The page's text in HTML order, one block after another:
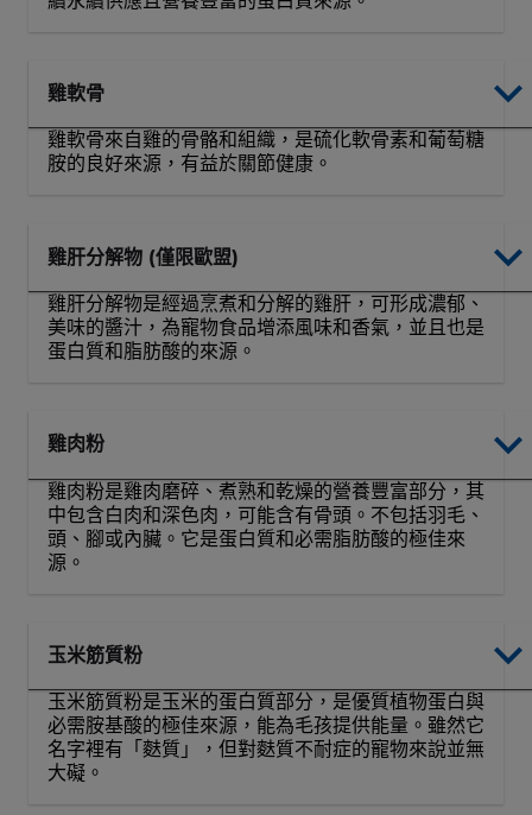
雞軟骨
雞軟骨來自雞的骨骼和組織，是硫化軟骨素和葡萄糖
胺的良好來源，有益於關節健康。
雞肝分解物 (僅限歐盟)
雞肝分解物是經過烹煮和分解的雞肝，可形成濃郁、
美味的醬汁，為寵物食品增添風味和香氣，並且也是
蛋白質和脂肪酸的來源。
雞肉粉
雞肉粉是雞肉磨碎、煮熟和乾燥的營養豐富部分，其
中包含白肉和深色肉，可能含有骨頭。不包括羽毛、
頭、腳或內臟。它是蛋白質和必需脂肪酸的極佳來
源。
玉米筋質粉
玉米筋質粉是玉米的蛋白質部分，是優質植物蛋白與
必需胺基酸的極佳來源，能為毛孩提供能量。雖然它
名字裡有「麩質」，但對麩質不耐症的寵物來說並無
大礙。